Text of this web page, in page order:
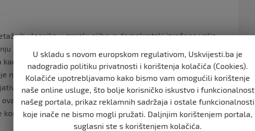
vlasnika u smislu njihove demokratski izražene volje
na ovim lokacijama, odnosno da se zadrže postojeći nazivi
i već dodijeljeni brojevi objekata. Napominjemo da su
neslaganje zbog zakašnjele intervencije kompetentnih
pokrenuta još 2017. godine kada su građevinski radovi
aktivnost, a ne sada nakon što su se etažni vlasnici
– navodi se u pismu etažnih vlasnika, odnosno
U skladu s novom europskom regulativom, Uskvijesti.ba je
nadogradio politiku privatnosti i korištenja kolačića (Cookies).
Kolačiće upotrebljavamo kako bismo vam omogućili korištenje
naše online usluge, što bolje korisničko iskustvo i funkcionalnost
našeg portala, prikaz reklamnih sadržaja i ostale funkcionalnosti
koje inače ne bismo mogli pružati. Daljnjim korištenjem portala,
suglasni ste s korištenjem kolačića.